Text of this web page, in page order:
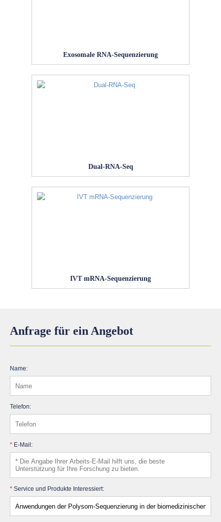
Exosomale RNA-Sequenzierung
Dual-RNA-Seq
IVT mRNA-Sequenzierung
Anfrage für ein Angebot
Name:
Telefon:
* E-Mail:
* Service und Produkte Interessiert: